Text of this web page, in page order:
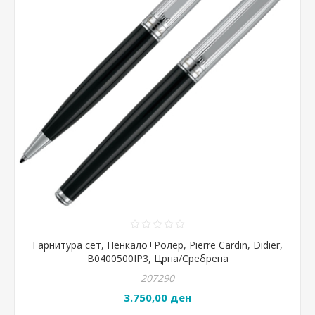
Гарнитура сет, Пенкало+Ролер, Pierre Cardin, Didier,
B0400500IP3, Црна/Сребрена
207290
3.750,00 ден